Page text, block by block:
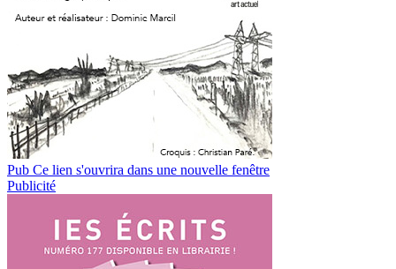
Pub Ce lien s'ouvrira dans une nouvelle fenêtre
Publicité